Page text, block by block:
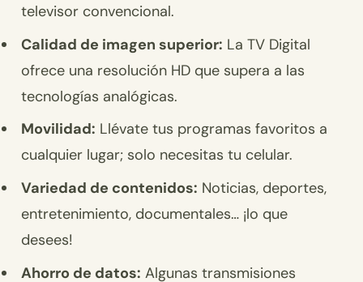
televisor convencional.
Calidad de imagen superior: La TV Digital
ofrece una resolución HD que supera a las
tecnologías analógicas.
Movilidad: Llévate tus programas favoritos a
cualquier lugar; solo necesitas tu celular.
Variedad de contenidos: Noticias, deportes,
entretenimiento, documentales… ¡lo que
desees!
Ahorro de datos: Algunas transmisiones